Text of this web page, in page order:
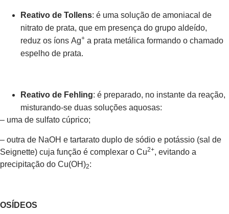
Reativo de Tollens: é uma solução de amoniacal de
nitrato de prata, que em presença do grupo aldeído,
reduz os íons Ag+ a prata metálica formando o chamado
espelho de prata.
Reativo de Fehling: é preparado, no instante da reação,
misturando-se duas soluções aquosas:
– uma de sulfato cúprico;
– outra de NaOH e tartarato duplo de sódio e potássio (sal de
Seignette) cuja função é complexar o Cu2+, evitando a
precipitação do Cu(OH)2:
OSÍDEOS